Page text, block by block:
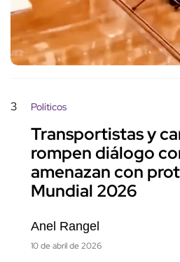
3 Políticos
Transportistas y
rompen diálogo
amenazan con
Mundial 2026
Anel Rangel
10 de abril de 2026